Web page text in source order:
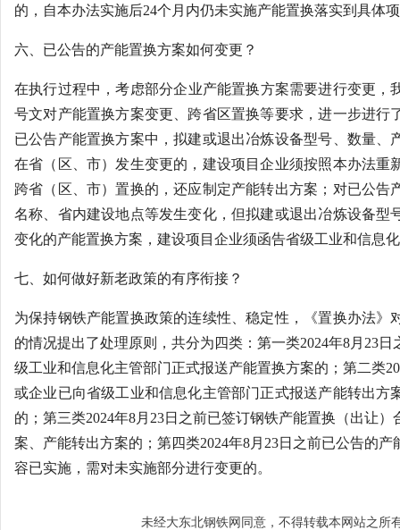
的，自本办法实施后24个月内仍未实施产能置换落实到具体
六、已公告的产能置换方案如何变更？
在执行过程中，考虑部分企业产能置换方案需要进行变更，
号文对产能置换方案变更、跨省区置换等要求，进一步进行
已公告产能置换方案中，拟建或退出冶炼设备型号、数量、
在省（区、市）发生变更的，建设项目企业须按照本办法重
跨省（区、市）置换的，还应制定产能转出方案；对已公告
名称、省内建设地点等发生变化，但拟建或退出冶炼设备型
变化的产能置换方案，建设项目企业须函告省级工业和信息
七、如何做好新老政策的有序衔接？
为保持钢铁产能置换政策的连续性、稳定性，《置换办法》
的情况提出了处理原则，共分为四类：第一类2024年8月23
级工业和信息化主管部门正式报送产能置换方案的；第二类
或企业已向省级工业和信息化主管部门正式报送产能转出方
的；第三类2024年8月23日之前已签订钢铁产能置换（出让
案、产能转出方案的；第四类2024年8月23日之前已公告的
容已实施，需对未实施部分进行变更的。
未经大东北钢铁网 同意，不得转载本网站之所